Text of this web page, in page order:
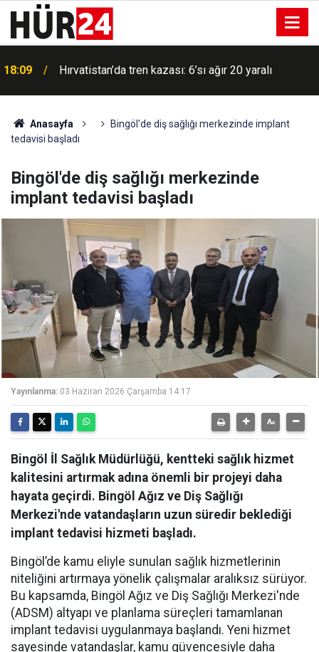
18:09 Hırvatistan’da tren kazası: 6’sı ağır 20 yaralı
Anasayfa
Bingöl'de diş sağlığı merkezinde implant
tedavisi başladı
Bingöl'de diş sağlığı merkezinde
implant tedavisi başladı
Yayınlanma: 03 Haziran 2026 Çarşamba 14:17
Bingöl İl Sağlık Müdürlüğü, kentteki sağlık hizmet
kalitesini artırmak adına önemli bir projeyi daha
hayata geçirdi. Bingöl Ağız ve Diş Sağlığı
Merkezi'nde vatandaşların uzun süredir beklediği
implant tedavisi hizmeti başladı.
Bingöl’de kamu eliyle sunulan sağlık hizmetlerinin
niteliğini artırmaya yönelik çalışmalar aralıksız sürüyor.
Bu kapsamda, Bingöl Ağız ve Diş Sağlığı Merkezi'nde
(ADSM) altyapı ve planlama süreçleri tamamlanan
implant tedavisi uygulanmaya başlandı. Yeni hizmet
sayesinde vatandaşlar, kamu güvencesiyle daha